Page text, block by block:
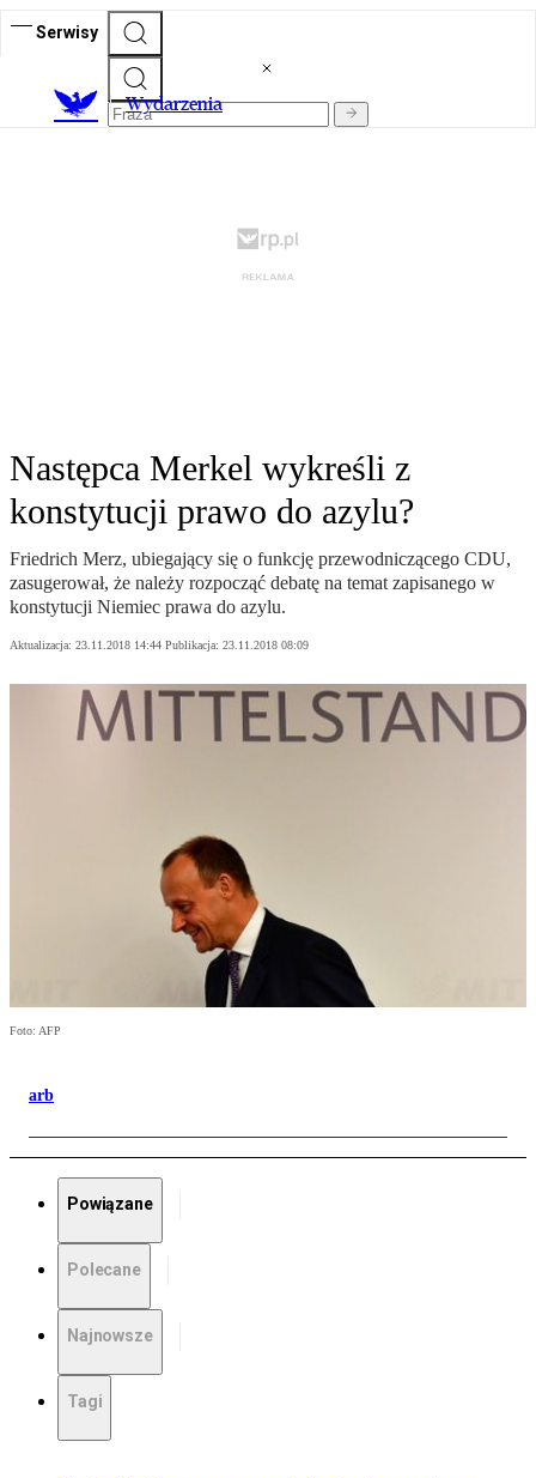
Serwisy
Wydarzenia
Następca Merkel wykreśli z
konstytucji prawo do azylu?
Friedrich Merz, ubiegający się o funkcję przewodniczącego CDU,
zasugerował, że należy rozpocząć debatę na temat zapisanego w
konstytucji Niemiec prawa do azylu.
Aktualizacja: 23.11.2018 14:44 Publikacja: 23.11.2018 08:09
Foto: AFP
arb
Powiązane
Polecane
Najnowsze
Tagi